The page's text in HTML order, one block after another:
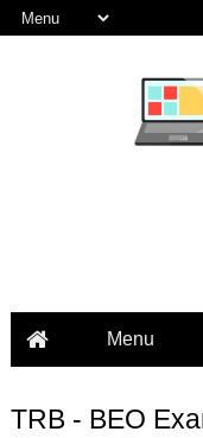
TRB - BEO